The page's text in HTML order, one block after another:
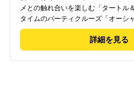
メとの触れ合いを楽しむ「タートル
タイムのパーティクルーズ「オーシャ
詳細を見る